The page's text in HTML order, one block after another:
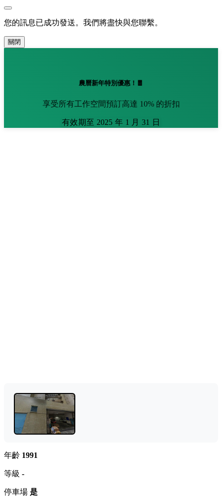
您的訊息已成功發送。我們將盡快與您聯繫。
關閉
農曆新年特別優惠！🧧
享受所有工作空間預訂高達 10% 的折扣
有效期至 2025 年 1 月 31 日
年齡 1991
等級 -
停車場 是